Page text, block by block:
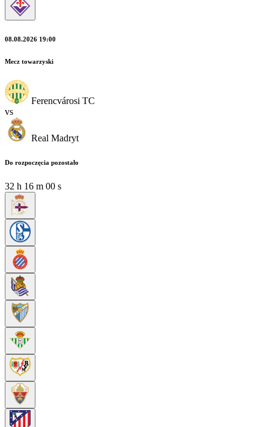
08.08.2026 19:00
Mecz towarzyski
Ferencvárosi TC
vs
Real Madryt
Do rozpoczęcia pozostało
32 h 15 m 58 s